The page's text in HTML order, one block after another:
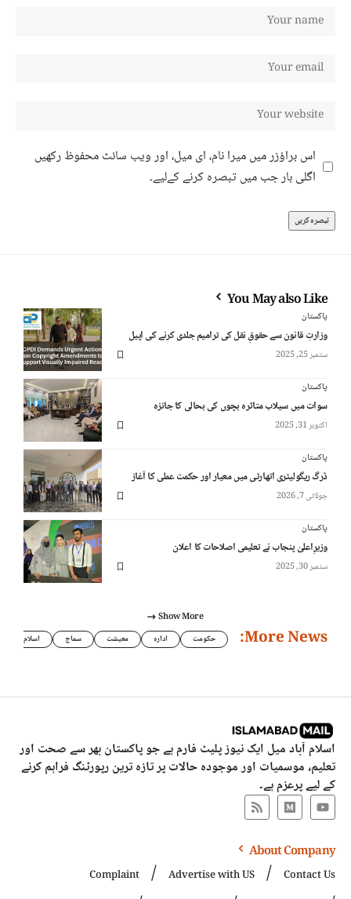
اس براؤزر میں میرا نام، ای میل، اور ویب سائٹ محفوظ رکھیں
اگلی بار جب میں تبصرہ کرنے کےلیے۔
You May also Like
پاکستان
وزارتِ قانون سے حقوقِ نقل کی ترامیم جلدی کرنے کی اپیل
ستمبر 25, 2025
پاکستان
سوات میں سیلاب متاثرہ بچوں کی بحالی کا جائزہ
اکتوبر 31, 2025
پاکستان
ڈرگ ریگولیٹری اتھارٹی میں معیار اور حکمت عملی کا آغاز
جولائی 7, 2026
پاکستان
وزیرِاعلیٰ پنجاب نے تعلیمی اصلاحات کا اعلان
ستمبر 30, 2025
Show More
More News: حکومت ادارہ معیشت سماج اسلام
اسلام آباد میل ایک نیوز پلیٹ فارم ہے جو پاکستان بھر سے صحت اور
تعلیم، موسمیات اور موجودہ حالات پر تازہ ترین رپورٹنگ فراہم کرنے
کے لیے پرعزم ہے۔
About Company
Contact Us
Advertise with US
Complaint